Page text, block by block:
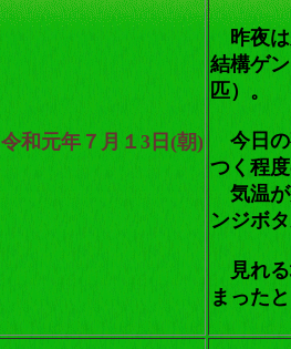
令和元年７月１3日(朝)
昨夜は
結構ゲ
匹）。
今日の
つく程
気温が
ンジボ
見れる
まった